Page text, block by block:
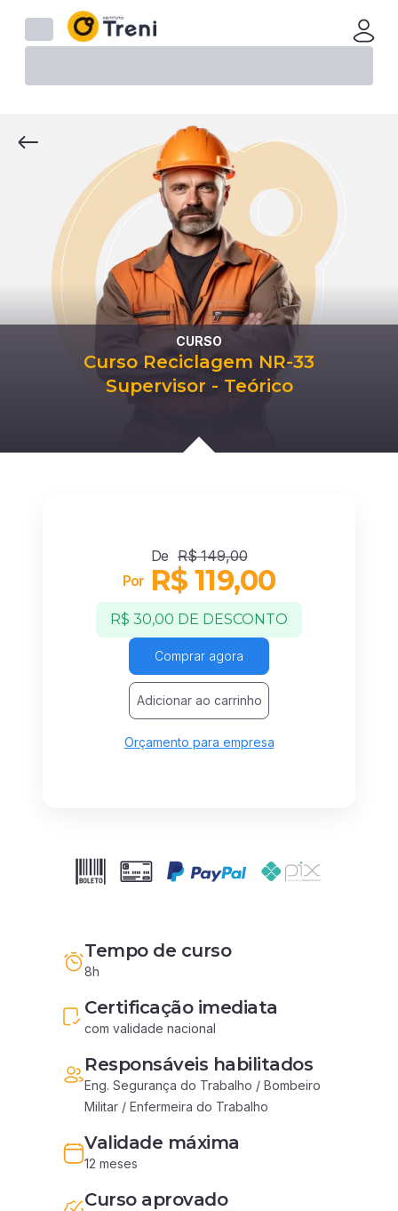
CURSO
Curso Reciclagem NR-33
Supervisor - Teórico
De R$ 149,00
Por R$ 119,00
R$ 30,00 DE DESCONTO
Comprar agora
Adicionar ao carrinho
Orçamento para empresa
Tempo de curso
8h
Certificação imediata
com validade nacional
Responsáveis habilitados
Eng. Segurança do Trabalho / Bombeiro
Militar / Enfermeira do Trabalho
Validade máxima
12 meses
Curso aprovado